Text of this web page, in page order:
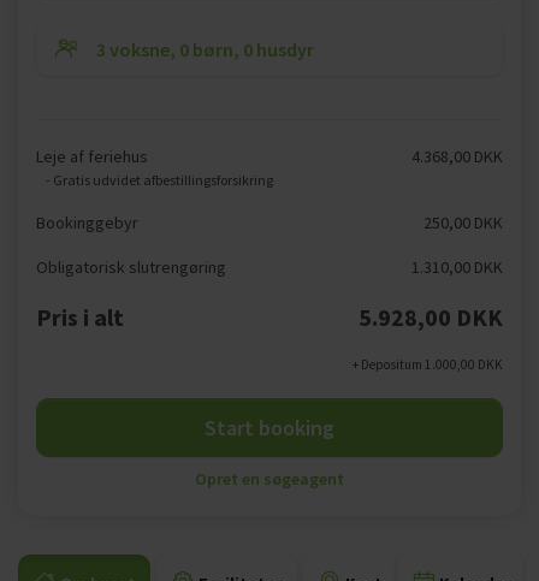
Leje af feriehus
- Gratis udvidet afbestillingsforsikring
4.368,00 DKK
Bookinggebyr 250,00 DKK
Obligatorisk slutrengøring 1.310,00 DKK
Pris i alt 5.928,00 DKK
+ Depositum 1.000,00 DKK
Start booking
Opret en søgeagent